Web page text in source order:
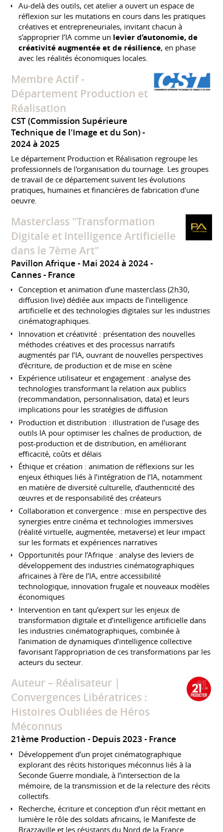
Au-delà des outils, cet atelier a ouvert un espace de
réflexion sur les mutations en cours dans les pratiques
créatives et entrepreneuriales, invitant chacun à
s’approprier l’IA comme un levier d’autonomie, de
créativité augmentée et de résilience, en phase
avec les réalités économiques locales.
Membre Actif -
Département Production et
Réalisation
CST (Commission Supérieure
Technique de l'Image et du Son)
2024 à 2025
Le département Production et Réalisation regroupe les
professionnels de l'organisation du tournage. Les groupes
de travail de ce département suivent les évolutions
pratiques, humaines et financières de fabrication d'une
oeuvre.
Masterclass "Transformation
Digitale et Intelligence Artificielle
dans le 7ème Art"
Pavillon Afrique
Mai 2024 à 2024
Cannes
France
Conception et animation d’une masterclass (2h30,
diffusion live) dédiée aux impacts de l’intelligence
artificielle et des technologies digitales sur les industries
cinématographiques.
Innovation et créativité : présentation des nouvelles
méthodes créatives et des processus narratifs
augmentés par l’IA, ouvrant de nouvelles perspectives
d’écriture, de production et de mise en scène
Expérience utilisateur et engagement : analyse des
technologies transformant la relation aux publics
(recommandation, personnalisation, data) et leurs
implications pour les stratégies de diffusion
Production et distribution : illustration de l’usage des
outils IA pour optimiser les chaînes de production, de
post-production et de distribution, en améliorant
efficacité, coûts et délais
Éthique et création : animation de réflexions sur les
enjeux éthiques liés à l’intégration de l’IA, notamment
en matière de diversité culturelle, d’authenticité des
œuvres et de responsabilité des créateurs
Collaboration et convergence : mise en perspective des
synergies entre cinéma et technologies immersives
(réalité virtuelle, augmentée, metaverse) et leur impact
sur les formats et expériences narratives
Opportunités pour l’Afrique : analyse des leviers de
développement des industries cinématographiques
africaines à l’ère de l’IA, entre accessibilité
technologique, innovation frugale et nouveaux modèles
économiques
Intervention en tant qu’expert sur les enjeux de
transformation digitale et d’intelligence artificielle dans
les industries cinématographiques, combinée à
l’animation de dynamiques d’intelligence collective
favorisant l’appropriation de ces transformations par les
acteurs du secteur.
Auteur – Réalisateur |
Convergences Libératrices :
Histoires Oubliées de Héros
Méconnus
21ème Production Depuis 2023 France
Développement d’un projet cinématographique
explorant des récits historiques méconnus liés à la
Seconde Guerre mondiale, à l’intersection de la
mémoire, de la transmission et de la relecture des récits
collectifs.
Recherche, écriture et conception d’un récit mettant en
lumière le rôle des soldats africains, le Manifeste de
Brazzaville et les résistants du Nord de la France